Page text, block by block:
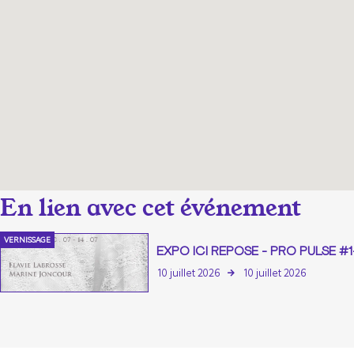
VERNISSAGE
EXPO ICI REPOSE - PRO PULSE
10 juillet 2026 10 juillet 2026